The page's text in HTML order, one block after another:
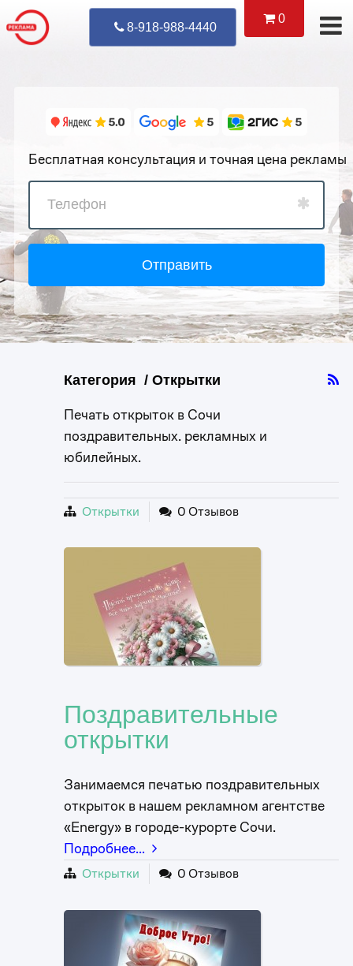
0
8-918-988-4440 Уже
Бесплатная консультация и точная цена рекламы
Отправить
Категория / Открытки
Печать открыток в Сочи
поздравительных. рекламных и
юбилейных.
Открытки 0 Отзывов
Поздравительные
открытки
Занимаемся печатью поздравительных
открыток в нашем рекламном агентстве
«Energy» в городе-курорте Сочи.
Подробнее…
Открытки 0 Отзывов